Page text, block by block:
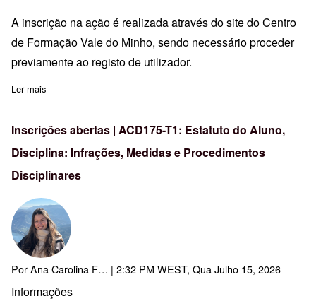
A inscrição na ação é realizada através do site do Centro
de Formação Vale do Minho, sendo necessário proceder
previamente ao registo de utilizador.
Ler mais
Inscrições abertas | ACD175-T1: Estatuto do Aluno,
Disciplina: Infrações, Medidas e Procedimentos
Disciplinares
PorAna Carolina F… | 2:32 PM WEST, Qua Julho 15, 2026
Informações